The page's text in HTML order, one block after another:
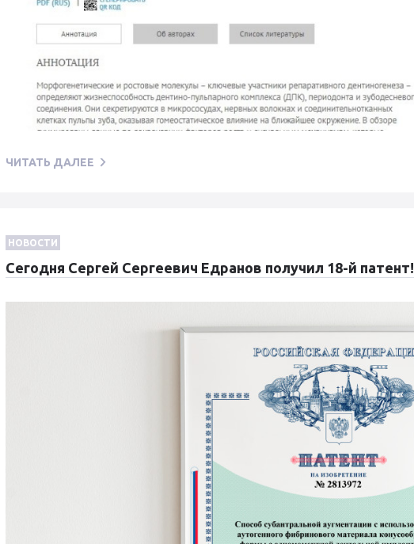
ЧИТАТЬ ДАЛЕЕ
НОВОСТИ
Сегодня Сергей Сергеевич Едранов получил 18-й патент!